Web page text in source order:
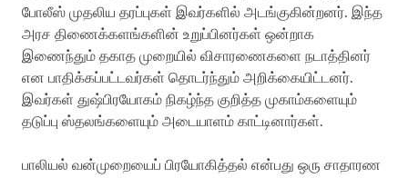
போலீஸ் முதலிய தரப்புகள் இவர்களில் அடங்குகின்றனர். இந்த
அரச திணைக்களங்களின் உறுப்பினர்கள் ஒன்றாக
இணைந்தும் தகாத முறையில் விசாரணைகளை நடாத்தினர்
என பாதிக்கப்பட்டவர்கள் தொடர்ந்தும் அறிக்கையிட்டனர்.
இவர்கள் துஷ்பிரயோகம் நிகழ்ந்த குறித்த முகாம்களையும்
தடுப்பு ஸ்தலங்களையும் அடையாளம் காட்டினார்கள்.
பாலியல் வன்முறையைப் பிரயோகித்தல் என்பது ஒரு சாதாரண